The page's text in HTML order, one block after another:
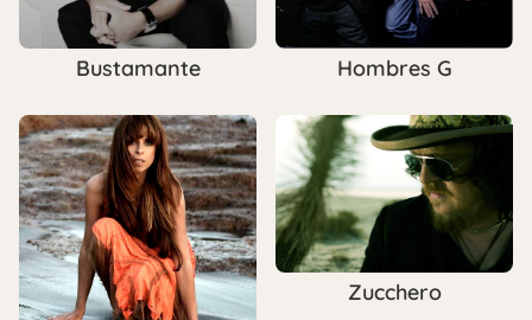
Bustamante Hombres G
Zucchero